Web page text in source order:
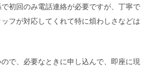
初回のみ電話連絡が必要ですが、丁寧で
フが対応してくれて特に煩わしさなどは
で、必要なときに申し込んで、即座に現